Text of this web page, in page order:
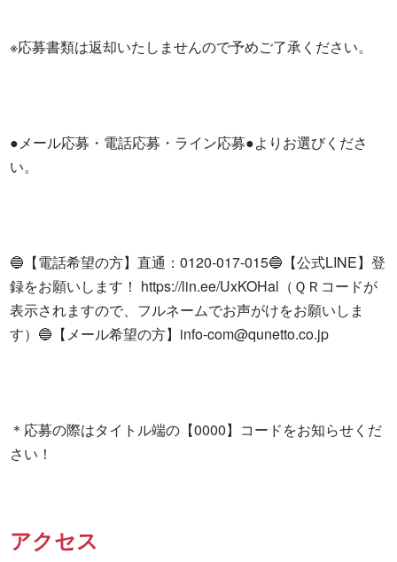
※応募書類は返却いたしませんので予めご了承ください。
●メール応募・電話応募・ライン応募●よりお選びくださ
い。
🔵【電話希望の方】直通：0120-017-015🔵【公式LINE】登
録をお願いします！ https://lin.ee/UxKOHal（ＱＲコードが
表示されますので、フルネームでお声がけをお願いしま
す）🔵【メール希望の方】 info-com@qunetto.co.jp
＊応募の際はタイトル端の【0000】コードをお知らせくだ
さい！
アクセス